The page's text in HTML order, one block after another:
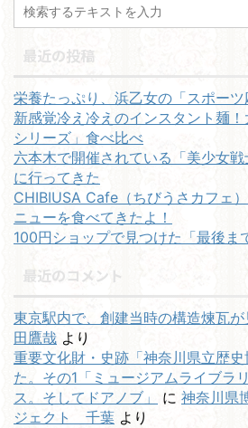
最近の投稿
栄養たっぷり、浜乙女の「スポーツ
新感覚冷え冷えのインスタント麺
シリーズ」食べ比べ
六本木で開催されている「美少女戦
に行ってきた
CHIBIUSA Cafe（ちびうさカフェ
ニューを食べてきたよ！
100円ショップで見つけた「最後ま
最近のコメント
東京駅内で、創建当時の構造煉瓦
田鷹哉 より
重要文化財・史跡「神奈川県立歴
た。その1「ミュージアムライブラ
ス。そしてドアノブ」
に 神奈川県
ジェクト 千葉 より